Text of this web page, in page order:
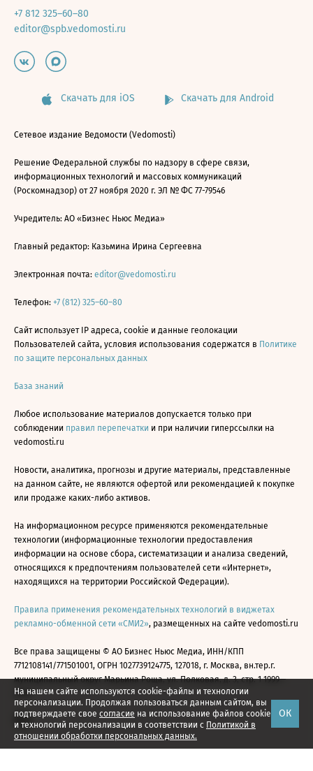
На нашем сайте используются cookie-файлы и технологии
персонализации. Продолжая пользоваться данным сайтом, вы
подтверждаете свое согласие на использование файлов cookie
и технологий персонализации в соответствии с Политикой в
отношении обработки персональных данных.
ОК
+7 812 325–60–80
editor@spb.vedomosti.ru
Скачать для iOS Скачать для Android
Сетевое издание Ведомости (Vedomosti)
Решение Федеральной службы по надзору в сфере связи,
информационных технологий и массовых коммуникаций
(Роскомнадзор) от 27 ноября 2020 г. ЭЛ № ФС 77-79546
Учредитель: АО «Бизнес Ньюс Медиа»
Главный редактор: Казьмина Ирина Сергеевна
Электронная почта: editor@vedomosti.ru
Телефон: +7 (812) 325–60–80
Сайт использует IP адреса, cookie и данные геолокации
Пользователей сайта, условия использования содержатся в Политике
по защите персональных данных
База знаний
Любое использование материалов допускается только при
соблюдении правил перепечатки и при наличии гиперссылки на
vedomosti.ru
Новости, аналитика, прогнозы и другие материалы, представленные
на данном сайте, не являются офертой или рекомендацией к покупке
или продаже каких-либо активов.
На информационном ресурсе применяются рекомендательные
технологии (информационные технологии предоставления
информации на основе сбора, систематизации и анализа сведений,
относящихся к предпочтениям пользователей сети «Интернет»,
находящихся на территории Российской Федерации).
Правила применения рекомендательных технологий в виджетах
рекламно-обменной сети «СМИ2», размещенных на сайте vedomosti.ru
Все права защищены © АО Бизнес Ньюс Медиа, ИНН/КПП
7712108141/771501001, ОГРН 1027739124775, 127018, г. Москва, вн.тер.г.
муниципальный округ Марьина Роща, ул. Полковая, д. 3, стр. 1 1999—
2026